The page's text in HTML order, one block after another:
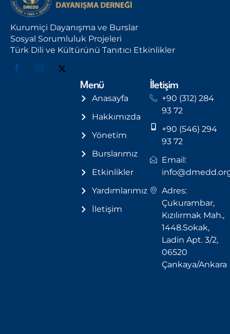
Kurumiçi Dayanışma ve Burslar
Sosyal Sorumluluk Projeleri
Türk Dili ve Kültürünü Tanıtıcı Etkinlikler
Menü
Anasayfa
Hakkımızda
Yönetim
Burslarımız
Etkinlikler
Yardımlarımız
İletişim
İletişim
+90 (312) 284
93 72
+90 (546) 294
93 72
Email:
Adres:
Çukurambar,
Kızılırmak Mah.,
1448.Sokak,
Ladin Apt. 3/2,
06520
Çankaya/Ankara